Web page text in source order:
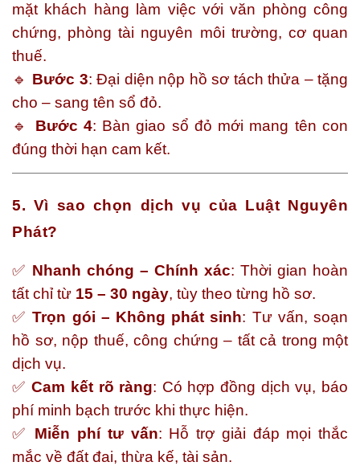
mặt khách hàng làm việc với văn phòng công
chứng, phòng tài nguyên môi trường, cơ quan
thuế.
🔹 Bước 3: Đại diện nộp hồ sơ tách thửa – tặng
cho – sang tên sổ đỏ.
🔹 Bước 4: Bàn giao sổ đỏ mới mang tên con
đúng thời hạn cam kết.
5. Vì sao chọn dịch vụ của Luật Nguyên
Phát?
✅ Nhanh chóng – Chính xác: Thời gian hoàn
tất chỉ từ 15 – 30 ngày, tùy theo từng hồ sơ.
✅Trọn gói – Không phát sinh: Tư vấn, soạn
hồ sơ, nộp thuế, công chứng – tất cả trong một
dịch vụ.
✅Cam kết rõ ràng: Có hợp đồng dịch vụ, báo
phí minh bạch trước khi thực hiện.
✅ Miễn phí tư vấn: Hỗ trợ giải đáp mọi thắc
mắc về đất đai, thừa kế, tài sản.